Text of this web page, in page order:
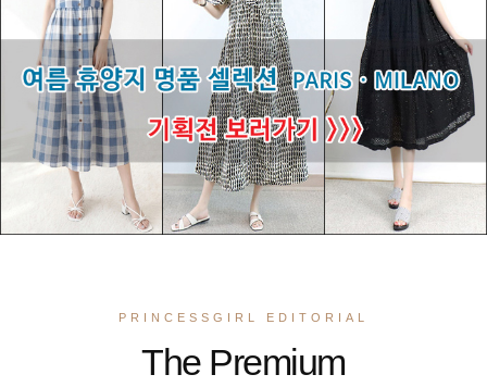
PRINCESSGIRL EDITORIAL
The Premium